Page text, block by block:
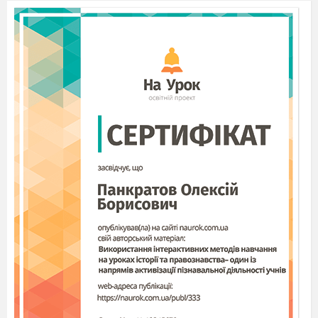
іти?
Разом:
лісі знайти?
Сорока:
Ось, карту принесла я вам
на хвості
Вона допоможе дорогу
знайти.
(розкладає карту)
Богдан:
Не маємо права назад
відступати,
Ідемо «Букварика» ми
визволяти!
Баба Яга:Ха-ха-ха! Ха-ха-ха! Я
- презла Баба Яга!
Я «Букварик» ваш
украла,